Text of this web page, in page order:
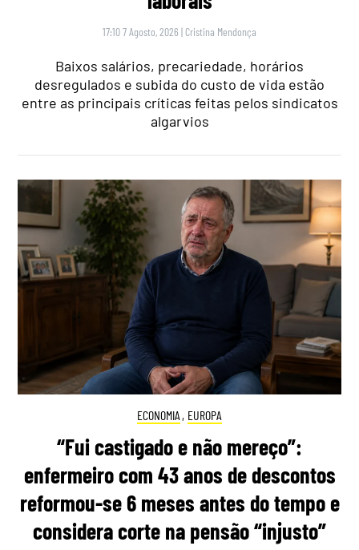
17:10 7 Agosto, 2026 | Cristina Mendonça
Baixos salários, precariedade, horários
desregulados e subida do custo de vida estão
entre as principais críticas feitas pelos sindicatos
algarvios
ECONOMIA , EUROPA
“Fui castigado e não mereço”:
enfermeiro com 43 anos de descontos
reformou-se 6 meses antes do tempo e
considera corte na pensão “injusto”